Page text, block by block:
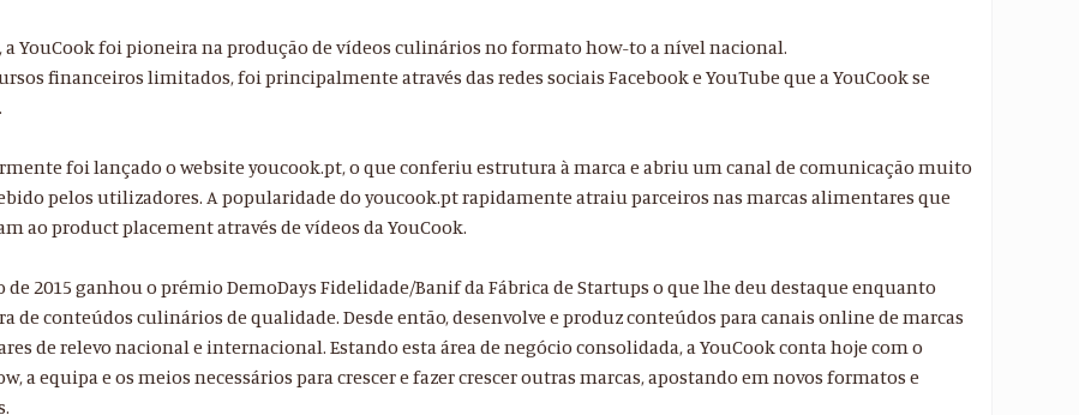
a YouCook foi pioneira na produção de vídeos culinários no formato how-to a nível nacional.
financeiros limitados, foi principalmente através das redes sociais Facebook e YouTube que a YouCook se
foi lançado o website youcook.pt, o que conferiu estrutura à marca e abriu um canal de comunicação muito
pelos utilizadores. A popularidade do youcook.pt rapidamente atraiu parceiros nas marcas alimentares que
ao product placement através de vídeos da YouCook.
de 2015 ganhou o prémio DemoDays Fidelidade/Banif da Fábrica de Startups o que lhe deu destaque enquanto
de conteúdos culinários de qualidade. Desde então, desenvolve e produz conteúdos para canais online de marcas
de relevo nacional e internacional. Estando esta área de negócio consolidada, a YouCook conta hoje com o
a equipa e os meios necessários para crescer e fazer crescer outras marcas, apostando em novos formatos e